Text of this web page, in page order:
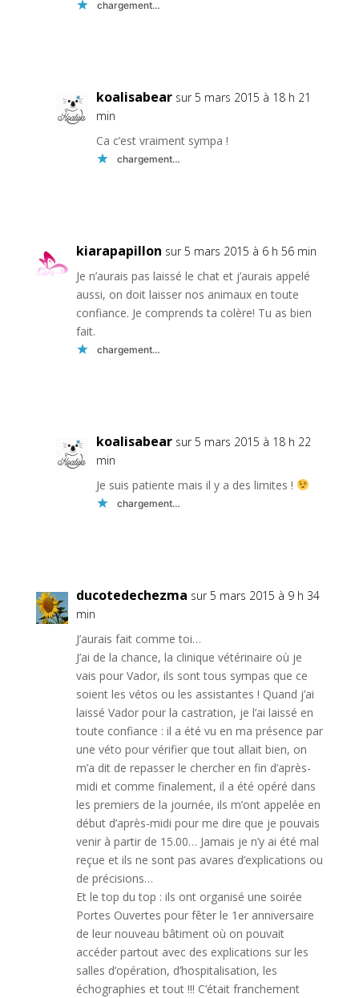
chargement…
koalisabear sur 5 mars 2015 à 18 h 21
min
Ca c’est vraiment sympa !
chargement…
kiarapapillon sur 5 mars 2015 à 6 h 56 min
Je n’aurais pas laissé le chat et j’aurais appelé
aussi, on doit laisser nos animaux en toute
confiance. Je comprends ta colère! Tu as bien
fait.
chargement…
koalisabear sur 5 mars 2015 à 18 h 22
min
Je suis patiente mais il y a des limites !
chargement…
ducotedechezma sur 5 mars 2015 à 9 h 34
min
J’aurais fait comme toi…
J’ai de la chance, la clinique vétérinaire où je
vais pour Vador, ils sont tous sympas que ce
soient les vétos ou les assistantes ! Quand j’ai
laissé Vador pour la castration, je l’ai laissé en
toute confiance : il a été vu en ma présence par
une véto pour vérifier que tout allait bien, on
m’a dit de repasser le chercher en fin d’après-
midi et comme finalement, il a été opéré dans
les premiers de la journée, ils m’ont appelée en
début d’après-midi pour me dire que je pouvais
venir à partir de 15.00… Jamais je n’y ai été mal
reçue et ils ne sont pas avares d’explications ou
de précisions…
Et le top du top : ils ont organisé une soirée
Portes Ouvertes pour fêter le 1er anniversaire
de leur nouveau bâtiment où on pouvait
accéder partout avec des explications sur les
salles d’opération, d’hospitalisation, les
échographies et tout !!! C’était franchement